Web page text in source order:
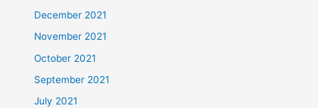
December 2021
November 2021
October 2021
September 2021
July 2021